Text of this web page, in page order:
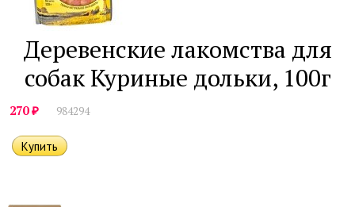
Деревенские лакомства для
собак Куриные дольки, 100г
270₽ 984294